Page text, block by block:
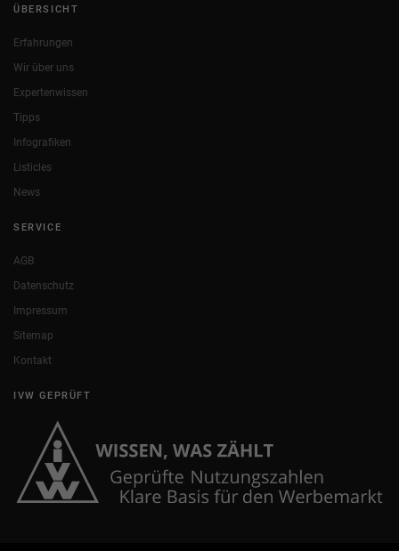
ÜBERSICHT
Erfahrungen
Wir über uns
Expertenwissen
Tipps
Infografiken
Listicles
News
SERVICE
AGB
Datenschutz
Impressum
Sitemap
Kontakt
IVW GEPRÜFT